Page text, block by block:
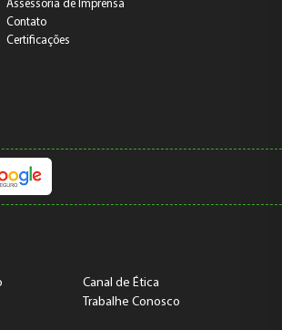
Assessoria de Imprensa
Contato
Certificações
Canal de Ética
Trabalhe Conosco